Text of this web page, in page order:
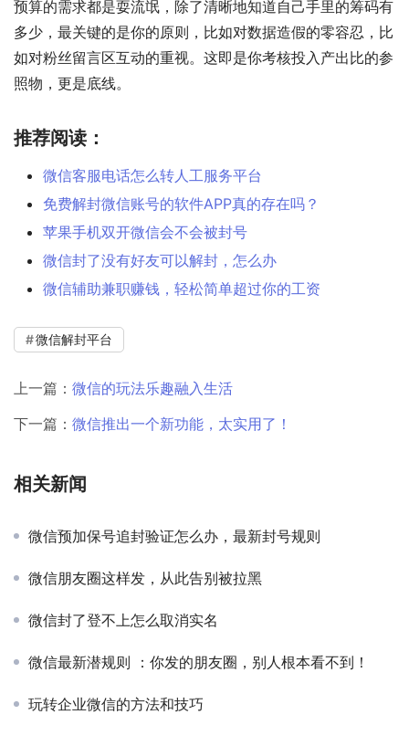
预算的需求都是耍流氓，除了清晰地知道自己手里的筹码有
多少，最关键的是你的原则，比如对数据造假的零容忍，比
如对粉丝留言区互动的重视。这即是你考核投入产出比的参
照物，更是底线。
推荐阅读：
微信客服电话怎么转人工服务平台
免费解封微信账号的软件APP真的存在吗？
苹果手机双开微信会不会被封号
微信封了没有好友可以解封，怎么办
微信辅助兼职赚钱，轻松简单超过你的工资
微信解封平台
上一篇： 微信的玩法乐趣融入生活
下一篇： 微信推出一个新功能，太实用了！
相关新闻
微信预加保号追封验证怎么办，最新封号规则
微信朋友圈这样发，从此告别被拉黑
微信封了登不上怎么取消实名
微信最新潜规则 ：你发的朋友圈，别人根本看不到！
玩转企业微信的方法和技巧